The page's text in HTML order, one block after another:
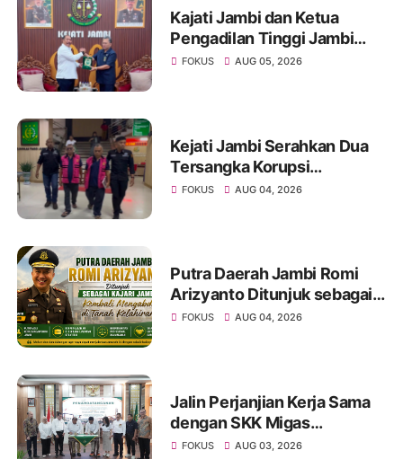
Kajati Jambi dan Ketua
Pengadilan Tinggi Jambi
Berkomitmen Perkuat
FOKUS AUG 05, 2026
Kejati Jambi Serahkan Dua
Tersangka Korupsi
Pengadaan Tanah Akses
FOKUS AUG 04, 2026
Putra Daerah Jambi Romi
Arizyanto Ditunjuk sebagai
Kajari Jambi, Kembali
FOKUS AUG 04, 2026
Jalin Perjanjian Kerja Sama
dengan SKK Migas
Sumbagsel, Kejati Jambi
FOKUS AUG 03, 2026